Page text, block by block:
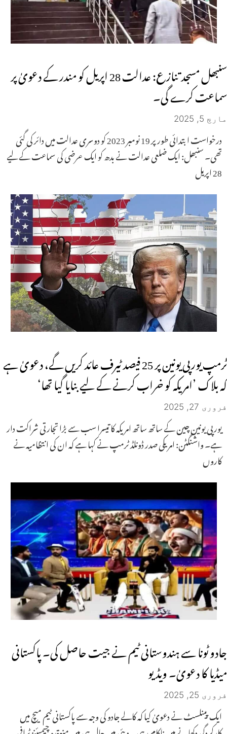
سنبھل مسجد تنازع: عدالت 28 اپریل کو مندر کے دعویٰ پر
سماعت کرے گی۔
مارچ 5, 2025
درخواست ابتدائی طور پر 19 نومبر 2023 کو دوسری عدالت میں دائر کی گئی
تھی۔ سنبھل: ایک ضلعی عدالت نے بدھ کو ایک عرضی کی سماعت کے لیے
28 اپریل
ٹرمپ یورپی یونین پر 25 فیصد ٹیرف عائد کریں گے، دعویٰ ہے
کہ بلاک ’امریکہ کو خراب کرنے کے لیے بنایا گیا تھا‘
فروری 27, 2025
یورپی یونین چین کے ساتھ ساتھ امریکہ کا تیسرا سب سے بڑا تجارتی شراکت دار
ہے۔ واشنگٹن: امریکی صدر ڈونلڈ ٹرمپ نے کہا ہے کہ ان کی انتظامیہ نے
کاروں
جادو ٹونا سے ہندوستانی ٹیم نے جیت حاصل کی۔ پاکستانی
میڈیا کا دعویٰ۔ ویڈیو
فروری 25, 2025
ایک پینلسٹ نے دعویٰ کیا کہ کالے جادو کی وجہ سے پاکستانی ٹیم میچ میں